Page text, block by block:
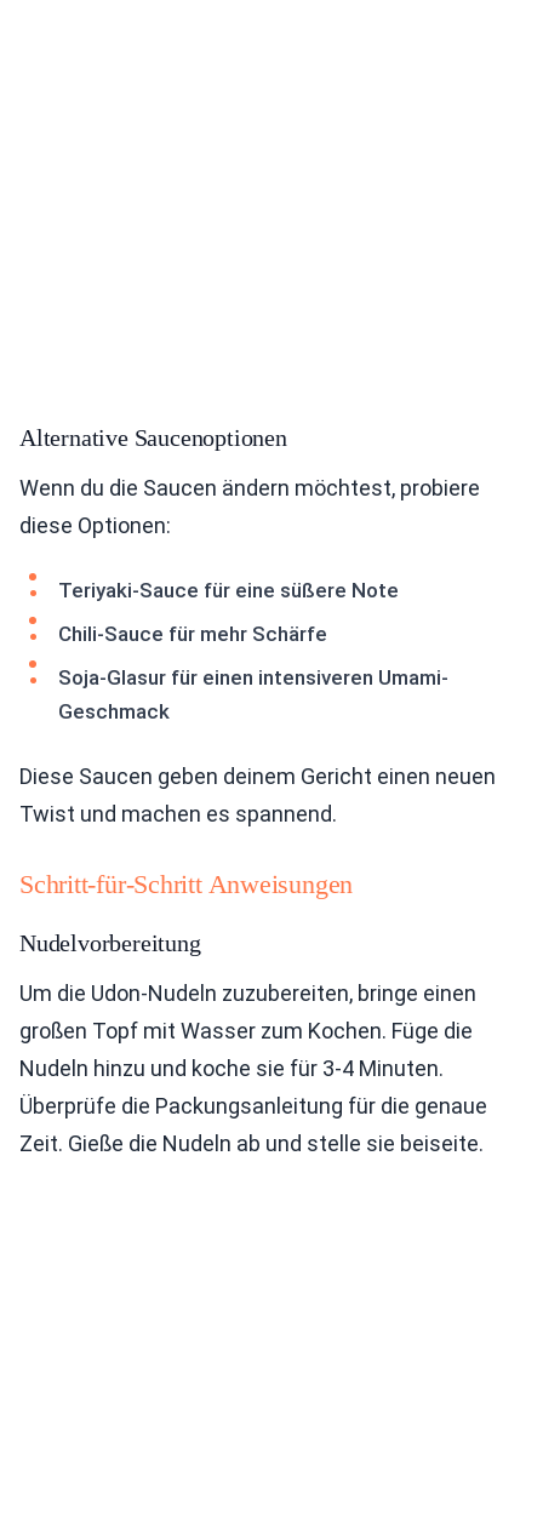
Alternative Saucenoptionen
Wenn du die Saucen ändern möchtest, probiere
diese Optionen:
Teriyaki-Sauce für eine süßere Note
Chili-Sauce für mehr Schärfe
Soja-Glasur für einen intensiveren Umami-
Geschmack
Diese Saucen geben deinem Gericht einen neuen
Twist und machen es spannend.
Schritt-für-Schritt Anweisungen
Nudelvorbereitung
Um die Udon-Nudeln zuzubereiten, bringe einen
großen Topf mit Wasser zum Kochen. Füge die
Nudeln hinzu und koche sie für 3-4 Minuten.
Überprüfe die Packungsanleitung für die genaue
Zeit. Gieße die Nudeln ab und stelle sie beiseite.